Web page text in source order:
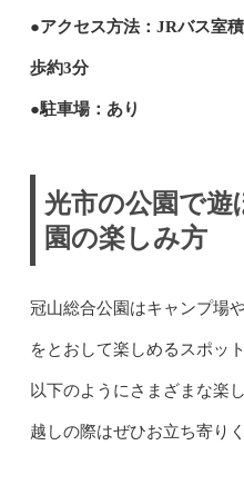
●アクセス方法：JRバス室
歩約3分
●駐車場：あり
光市の公園で遊
園の楽しみ方
冠山総合公園はキャンプ場
をとおして楽しめるスポット
以下のようにさまざまな楽
越しの際はぜひお立ち寄り